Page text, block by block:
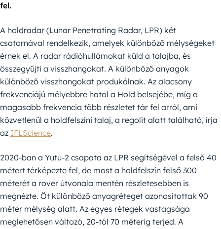
fel.
A holdradar (Lunar Penetrating Radar, LPR) két
csatornával rendelkezik, amelyek különböző mélységeket
érnek el. A radar rádióhullámokat küld a talajba, és
összegyűjti a visszhangokat. A különböző anyagok
különböző visszhangokat produkálnak. Az alacsony
frekvenciájú mélyebbre hatol a Hold belsejébe, míg a
magasabb frekvencia több részletet tár fel arról, ami
közvetlenül a holdfelszíni talaj, a regolit alatt található, írja
az IFLScience.
2020-ban a Yutu-2 csapata az LPR segítségével a felső 40
métert térképezte fel, de most a holdfelszín felső 300
méterét a rover útvonala mentén részletesebben is
megnézte. Öt különböző anyagréteget azonosítottak 90
méter mélység alatt. Az egyes rétegek vastagsága
meglehetősen változó, 20-tól 70 méterig terjed. A